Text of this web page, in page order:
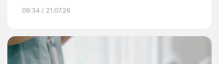
09:34 / 21.07.26